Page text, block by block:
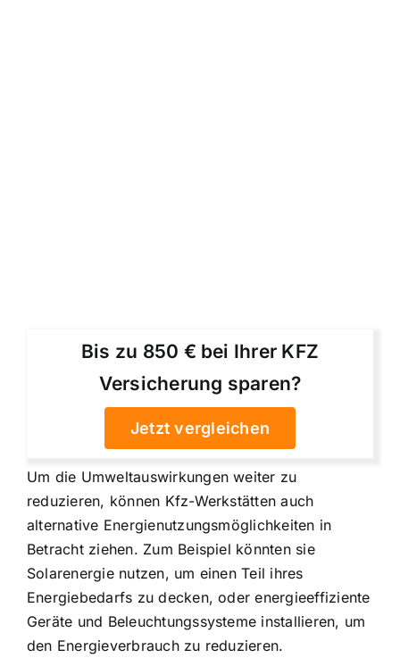
Bis zu 850 € bei Ihrer KFZ
Versicherung sparen?
Jetzt vergleichen
Um die Umweltauswirkungen weiter zu
reduzieren, können Kfz-Werkstätten auch
alternative Energienutzungsmöglichkeiten in
Betracht ziehen. Zum Beispiel könnten sie
Solarenergie nutzen, um einen Teil ihres
Energiebedarfs zu decken, oder energieeffiziente
Geräte und Beleuchtungssysteme installieren, um
den Energieverbrauch zu reduzieren.